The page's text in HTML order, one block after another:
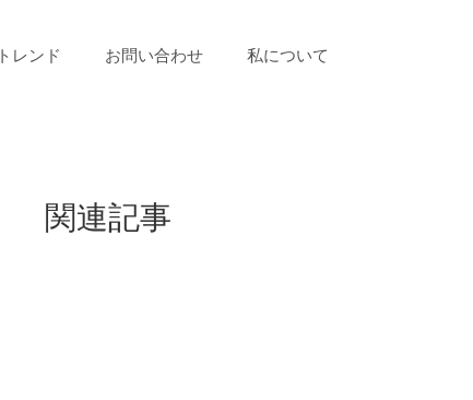
トレンド お問い合わせ 私について
関連記事